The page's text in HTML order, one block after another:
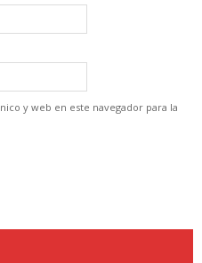
y web en este navegador para la